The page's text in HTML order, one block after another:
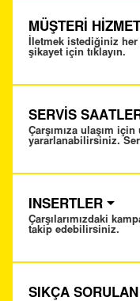
MÜŞTERİ
İletmek istediğiniz
şikayet için tıklayın.
SERVİS
Çarşımıza ulaşım
yararlanabilirsiniz.
INSERTLER
Çarşılarımızdaki
takip edebilirsiniz.
SIKÇA